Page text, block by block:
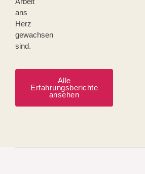
ans
Herz
gewachsen
sind.
Alle
Erfahrungsberichte
ansehen